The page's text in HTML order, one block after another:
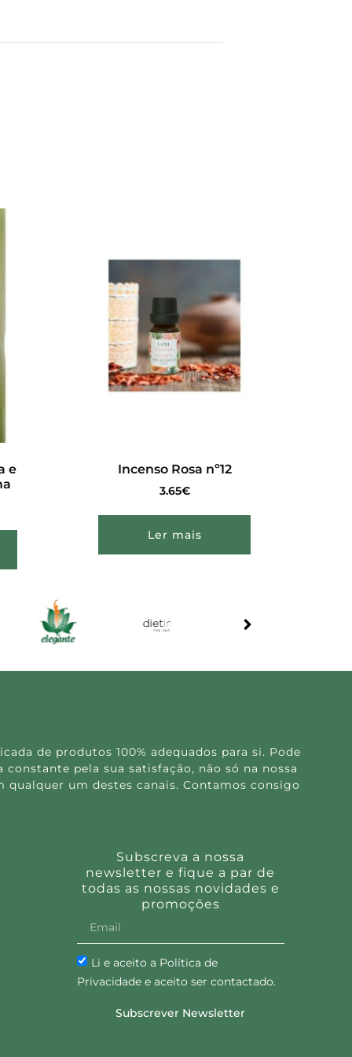
e
Incenso Rosa nº12
3.65€
Ler mais
de produtos 100% adequados para si. Pode
pela sua satisfação, não só na nossa
um destes canais. Contamos consigo
Subscreva a nossa
newsletter e fique a par de
todas as nossas novidades e
promoções
Li e aceito a Política de
Privacidade e aceito ser contactado.
Subscrever Newsletter